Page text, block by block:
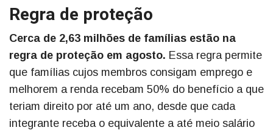
Regra de proteção
Cerca de 2,63 milhões de famílias estão na
regra de proteção em agosto. Essa regra permite
que famílias cujos membros consigam emprego e
melhorem a renda recebam 50% do benefício a que
teriam direito por até um ano, desde que cada
integrante receba o equivalente a até meio salário